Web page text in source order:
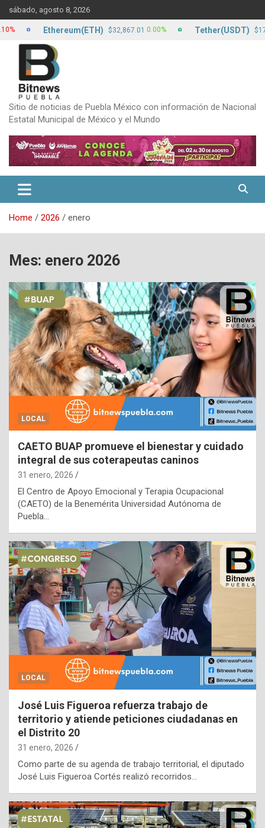
Skip
to
content
sábado, agosto 8, 2026
Sitio de noticias de Puebla México con información de Nacional
Estatal Municipal de México y el Mundo
Home 2026 enero
Mes: enero 2026
LOCAL
CAETO BUAP promueve el bienestar y cuidado
integral de sus coterapeutas caninos
31 enero, 2026
El Centro de Apoyo Emocional y Terapia Ocupacional
(CAETO) de la Benemérita Universidad Autónoma de
Puebla…
LOCAL
José Luis Figueroa refuerza trabajo de
territorio y atiende peticiones ciudadanas en
el Distrito 20
31 enero, 2026
Como parte de su agenda de trabajo territorial, el diputado
José Luis Figueroa Cortés realizó recorridos…
Ethereum(ETH) $32,867.01 0.00% Tether(USDT) $17.13 0.00%